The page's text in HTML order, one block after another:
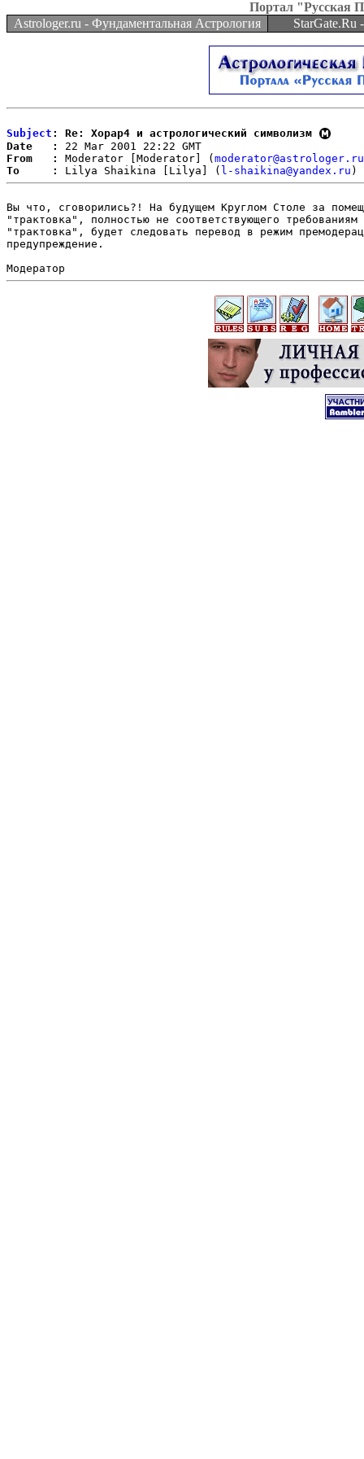
Портал "Русская
Astrologer.ru - Фундаментальная Астрология
StarGate.Ru
Subject : Re: Хорар4 и астрологический символизм
Date   :
From   :
Moderator [Moderator] ( moderator@astrologer.ru
To     :
Lilya Shaikina [Lilya] ( l-shaikina@yandex.ru
Вы что, сговорились?! На будущем Круглом Столе за
"трактовка", полностью не соответствующего
"трактовка", будет следовать перевод в режим
предупреждение.